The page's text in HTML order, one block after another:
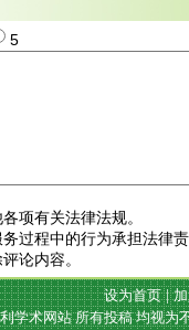
5
项有关法律法规。
过程中的行为承担法律
论内容。
设为首页|
学术网站 所有投稿 均视为